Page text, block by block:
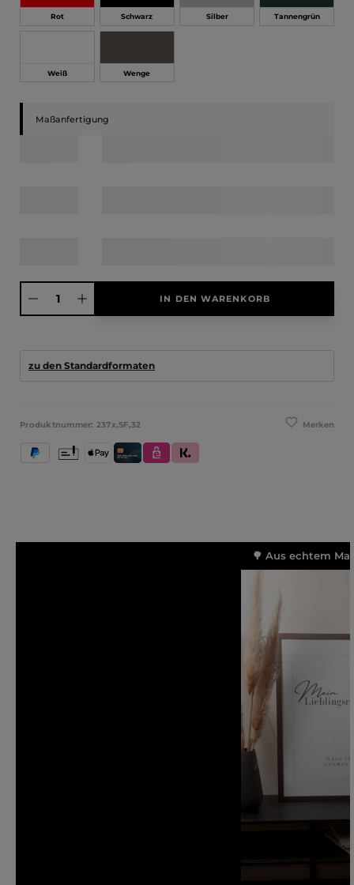
Rot Schwarz Silber Tannengrün
Weiß Wenge
Maßanfertigung
Produkt Anzahl: Gib den gewünschten Wert ein oder benutze die
IN DEN WARENKORB
zu den Standardformaten
Merken
Produktnummer: 237x,SF,32
PayPal Apple PayKredit- und Debitkarte
eps Klarna (Rechnung / Ratenkauf / Sofort)
Vorkasse
🌳 Aus echtem